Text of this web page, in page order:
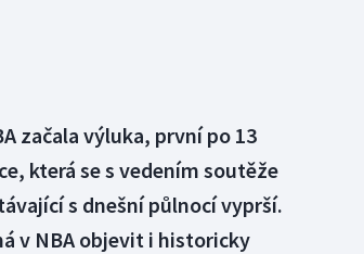
začala výluka, první po 13
která se s vedením soutěže
s dnešní půlnocí vyprší.
v NBA objevit i historicky